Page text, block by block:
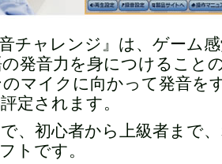
音チャレンジ』は、ゲーム
発音力を身につけること
マイクに向かって発音を
定されます。
、初心者から上級者まで
トです。